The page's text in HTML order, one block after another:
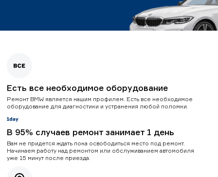
Есть все необходимое оборудование
Ремонт BMW является нашим профилем. Есть все необходимое
оборудование для диагностики и устранения любой поломки.
В 95% случаев ремонт занимает 1 день
Вам не придется ждать пока освободиться место под ремонт.
Начинаем работу над ремонтом или обслуживанием автомобиля
уже 15 минут после приезда.